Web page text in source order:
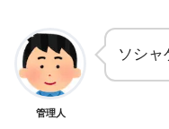
管理人
ソシャ